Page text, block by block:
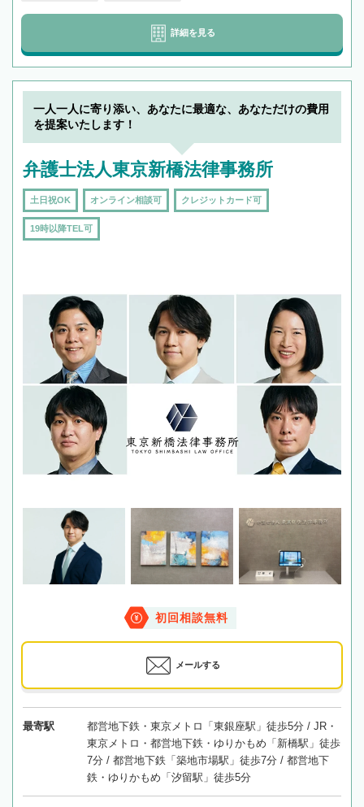
詳細を見る
一人一人に寄り添い、あなたに最適な、あなただけの費用
を提案いたします！
弁護士法人東京新橋法律事務所
土日祝OK オンライン相談可 クレジットカード可
19時以降TEL可
初回相談無料
メールする
最寄駅
都営地下鉄・東京メトロ「東銀座駅」徒歩5分 / JR・
東京メトロ・都営地下鉄・ゆりかもめ「新橋駅」徒歩
7分 / 都営地下鉄「築地市場駅」徒歩7分 / 都営地下
鉄・ゆりかもめ「汐留駅」徒歩5分